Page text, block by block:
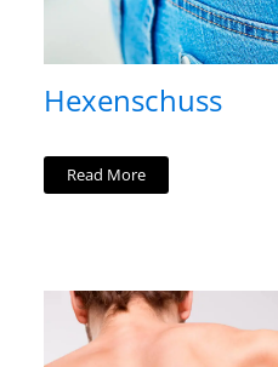
Hexenschuss
Read More